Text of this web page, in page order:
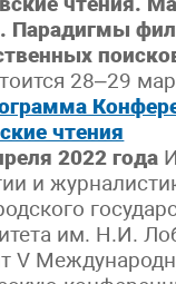
Парадигмы
28–29
чтения
2022 года
и
им. Н.И.
V